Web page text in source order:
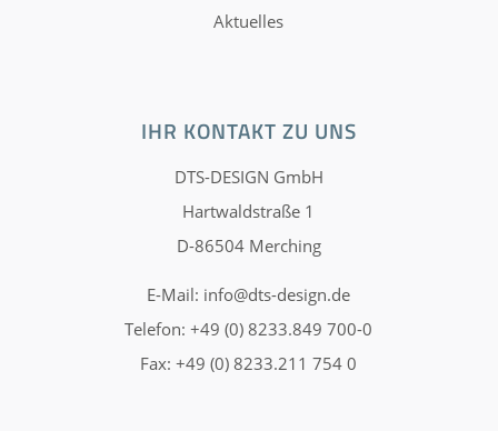
Aktuelles
IHR KONTAKT ZU UNS
DTS-DESIGN GmbH
Hartwaldstraße 1
D-86504 Merching
E-Mail: info@dts-design.de
Telefon: +49 (0) 8233.849 700-0
Fax: +49 (0) 8233.211 754 0